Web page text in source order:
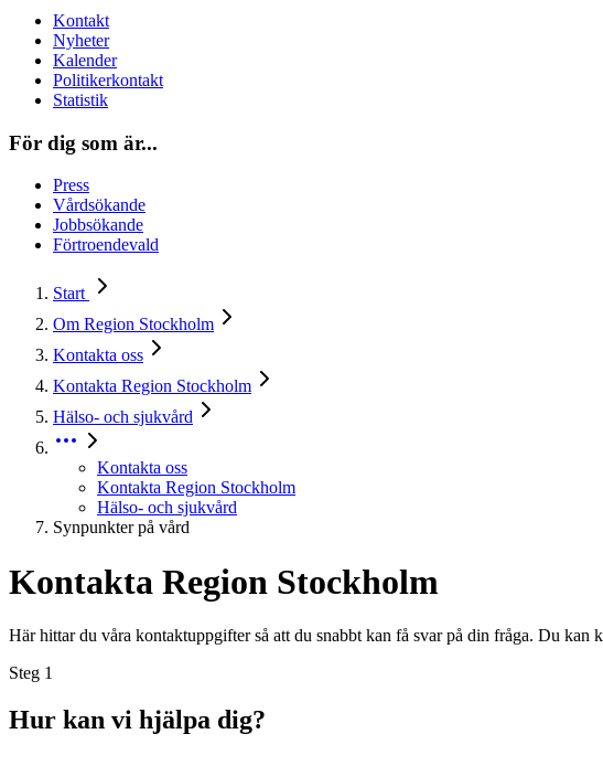
Kontakt
Nyheter
Kalender
Politikerkontakt
Statistik
För dig som är...
Press
Vårdsökande
Jobbsökande
Förtroendevald
Start
Om Region Stockholm
Kontakta oss
Kontakta Region Stockholm
Hälso- och sjukvård
Kontakta oss
Kontakta Region Stockholm
Hälso- och sjukvård
Synpunkter på vård
Kontakta Region Stockholm
Här hittar du våra kontaktuppgifter så att du snabbt kan få svar på din fråga. Du kan
Steg 1
Hur kan vi hjälpa dig?